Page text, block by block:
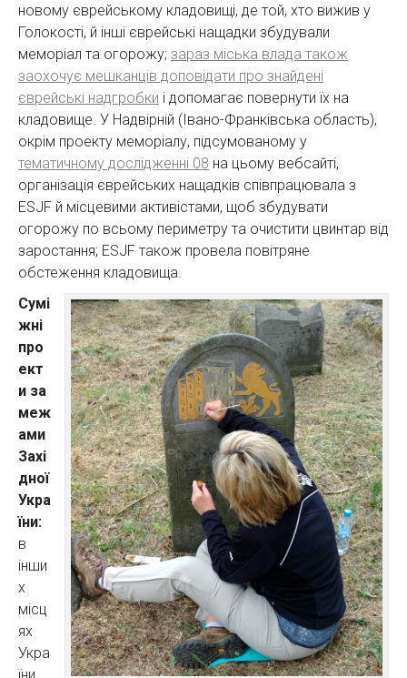
новому єврейському кладовищі, де той, хто вижив у
Голокості, й інші єврейські нащадки збудували
меморіал та огорожу; зараз міська влада також
заохочує мешканців доповідати про знайдені
єврейські надгробки і допомагає повернути їх на
кладовище. У Надвірній (Івано-Франківська область),
окрім проекту меморіалу, підсумованому у
тематичному дослідженні 08 на цьому вебсайті,
організація єврейських нащадків співпрацювала з
ESJF й місцевими активістами, щоб збудувати
огорожу по всьому периметру та очистити цвинтар від
заростання; ESJF також провела повітряне
обстеження кладовища.
Сумі
жні
про
ект
и за
меж
ами
Захі
дної
Укра
їни:
в
інши
х
місц
ях
Укра
їни